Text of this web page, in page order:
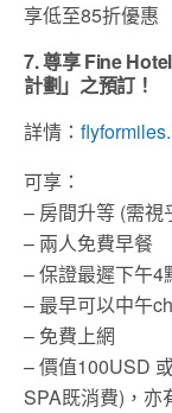
享低至85折優惠
7. 尊享Fine
計劃」之預訂！
詳情：
可享：
– 房間升等 (需視
– 兩人免費早餐
– 保證最遲下午4
– 最早可以中午
– 免費上網
– 價值100USD
SPA既消費)，亦